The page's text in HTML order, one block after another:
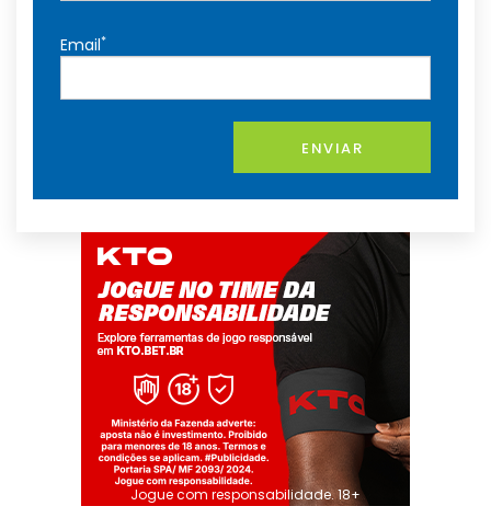
Email*
ENVIAR
Jogue com responsabilidade. 18+